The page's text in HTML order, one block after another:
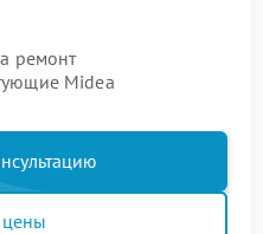
ремонт
Midea